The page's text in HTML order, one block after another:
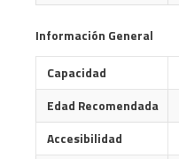
Información General
Capacidad
Edad Recomendada
Accesibilidad